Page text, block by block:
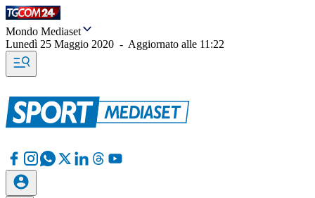
Mondo Mediaset
Lunedì 25 Maggio 2020 - Aggiornato alle 11:22